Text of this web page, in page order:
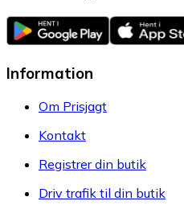
Information
Om Prisjagt
Kontakt
Registrer din butik
Driv trafik til din butik